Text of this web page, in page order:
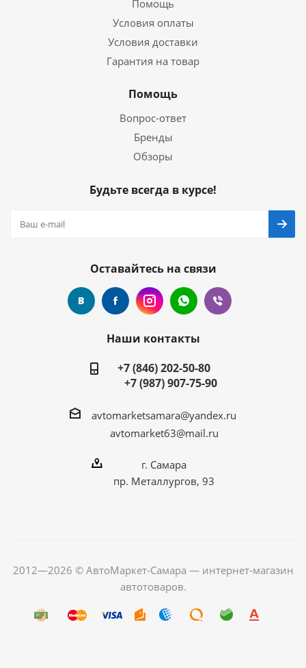
Помощь
Условия оплаты
Условия доставки
Гарантия на товар
Помощь
Вопрос-ответ
Бренды
Обзоры
Будьте всегда в курсе!
Оставайтесь на связи
Наши контакты
+7 (846) 202-50-80
+7 (987) 907-75-90
avtomarketsamara@yandex.ru
avtomarket63@mail.ru
г. Самара
пр. Металлургов, 93
2012—2026 © АвтоМаркет-Самара — интернет-магазин
автотоваров.